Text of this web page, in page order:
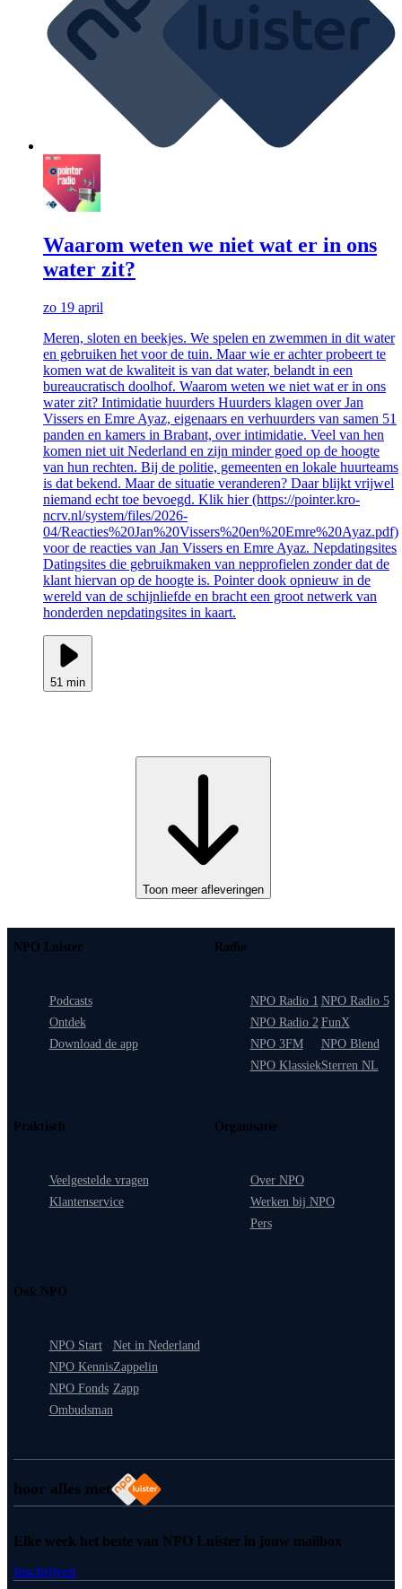
Waarom weten we niet wat er in ons
water zit?
zo 19 april
Meren, sloten en beekjes. We spelen en zwemmen in dit water
en gebruiken het voor de tuin. Maar wie er achter probeert te
komen wat de kwaliteit is van dat water, belandt in een
bureaucratisch doolhof. Waarom weten we niet wat er in ons
water zit? Intimidatie huurders Huurders klagen over Jan
Vissers en Emre Ayaz, eigenaars en verhuurders van samen 51
panden en kamers in Brabant, over intimidatie. Veel van hen
komen niet uit Nederland en zijn minder goed op de hoogte
van hun rechten. Bij de politie, gemeenten en lokale huurteams
is dat bekend. Maar de situatie veranderen? Daar blijkt vrijwel
niemand echt toe bevoegd. Klik hier (https://pointer.kro-
ncrv.nl/system/files/2026-
04/Reacties%20Jan%20Vissers%20en%20Emre%20Ayaz.pdf)
voor de reacties van Jan Vissers en Emre Ayaz. Nepdatingsites
Datingsites die gebruikmaken van nepprofielen zonder dat de
klant hiervan op de hoogte is. Pointer dook opnieuw in de
wereld van de schijnliefde en bracht een groot netwerk van
honderden nepdatingsites in kaart.
51 min
Toon meer afleveringen
hoor alles met
NPO Luister
Podcasts
Ontdek
Download de app
Radio
NPO Radio 1
NPO Radio 2
NPO 3FM
NPO Klassiek
NPO Radio 5
FunX
NPO Blend
Sterren NL
Praktisch
Veelgestelde vragen
Klantenservice
Organisatie
Over NPO
Werken bij NPO
Pers
Ook NPO
NPO Start
NPO Kennis
NPO Fonds
Ombudsman
Net in Nederland
Zappelin
Zapp
Elke week het beste van NPO Luister in jouw mailbox
Inschrijven